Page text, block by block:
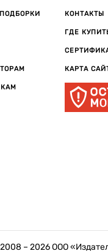
КОНТАКТЫ
ГДЕ
КАРТА
– 2026ООО